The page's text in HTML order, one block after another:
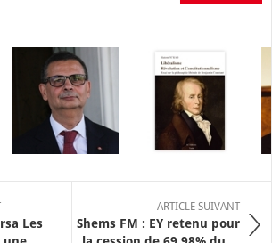
Les
ARTICLE SUIVANT
Shems FM : EY retenu pour